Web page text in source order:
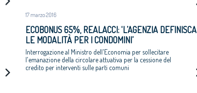
17 marzo 2016
ECOBONUS 65%, REALACCI: ‘L’AGENZIA DEFINISCA
LE MODALITÀ PER I CONDOMINI’
Interrogazione al Ministro dell'Economia per sollecitare
l'emanazione della circolare attuativa per la cessione del
credito per interventi sulle parti comuni